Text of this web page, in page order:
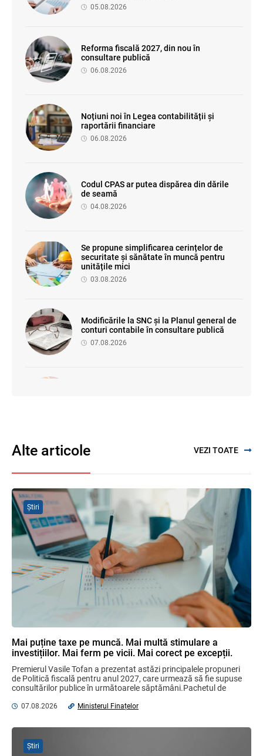
05.08.2026
Reforma fiscală 2027, din nou în
consultare publică
06.08.2026
Noțiuni noi în Legea contabilității și
raportării financiare
06.08.2026
Codul CPAS ar putea dispărea din dările
de seamă
04.08.2026
Se propune simplificarea cerințelor de
securitate și sănătate în muncă pentru
unitățile mici
03.08.2026
Modificările la SNC și la Planul general de
conturi contabile în consultare publică
07.08.2026
SFS a anunțat programul de seminare
Proiectul de modificare a Titlului II din
Codul fiscal: noile reguli pentru veniturile
persoanelor fizice
07.08.2026
Garanția financiară pentru refacerea
mediului la exploatarea resurselor
minerale
Domenii supuse controalelor fiscale
operative în luna august 2026
05.08.2026 Serviciul Fiscal de Stat
Alte articole VEZI TOATE
Mai puține taxe pe muncă. Mai multă stimulare a
investițiilor. Mai ferm pe vicii. Mai corect pe excepții.
Premierul Vasile Tofan a prezentat astăzi principalele propuneri
de Politică fiscală pentru anul 2027, care urmează să fie supuse
consultărilor publice în următoarele săptămâni.Pachetul de
07.08.2026 Ministerul Finațelor
Știri
Știri